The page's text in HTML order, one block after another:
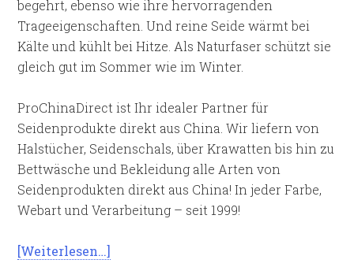
begehrt, ebenso wie ihre hervorragenden
Trageeigenschaften. Und reine Seide wärmt bei
Kälte und kühlt bei Hitze. Als Naturfaser schützt sie
gleich gut im Sommer wie im Winter.
ProChinaDirect ist Ihr idealer Partner für
Seidenprodukte direkt aus China. Wir liefern von
Halstücher, Seidenschals, über Krawatten bis hin zu
Bettwäsche und Bekleidung alle Arten von
Seidenprodukten direkt aus China! In jeder Farbe,
Webart und Verarbeitung – seit 1999!
[Weiterlesen…]